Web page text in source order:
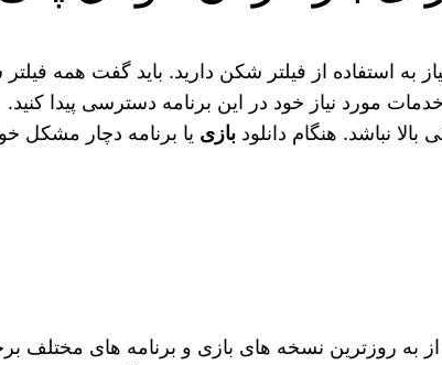
به استفاده از فیلتر شکن دارید. باید گفت همه
مورد نیاز خود در این برنامه دسترسی پیدا کنید.
نباشد. هنگام دانلودبازی یا برنامه دچار مشکل
به روزترین نسخه‌ های بازی و برنامه‌ های مختلف